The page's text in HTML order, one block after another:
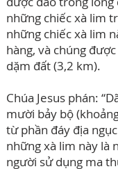
những chiếc xà lim
những chiếc xà lim
hàng, và chúng
dặm đất (3,2 km).
Chúa Jesus phán:
mười bảy bộ
từ phần đáy địa
những xà lim này là
người sử dụng ma